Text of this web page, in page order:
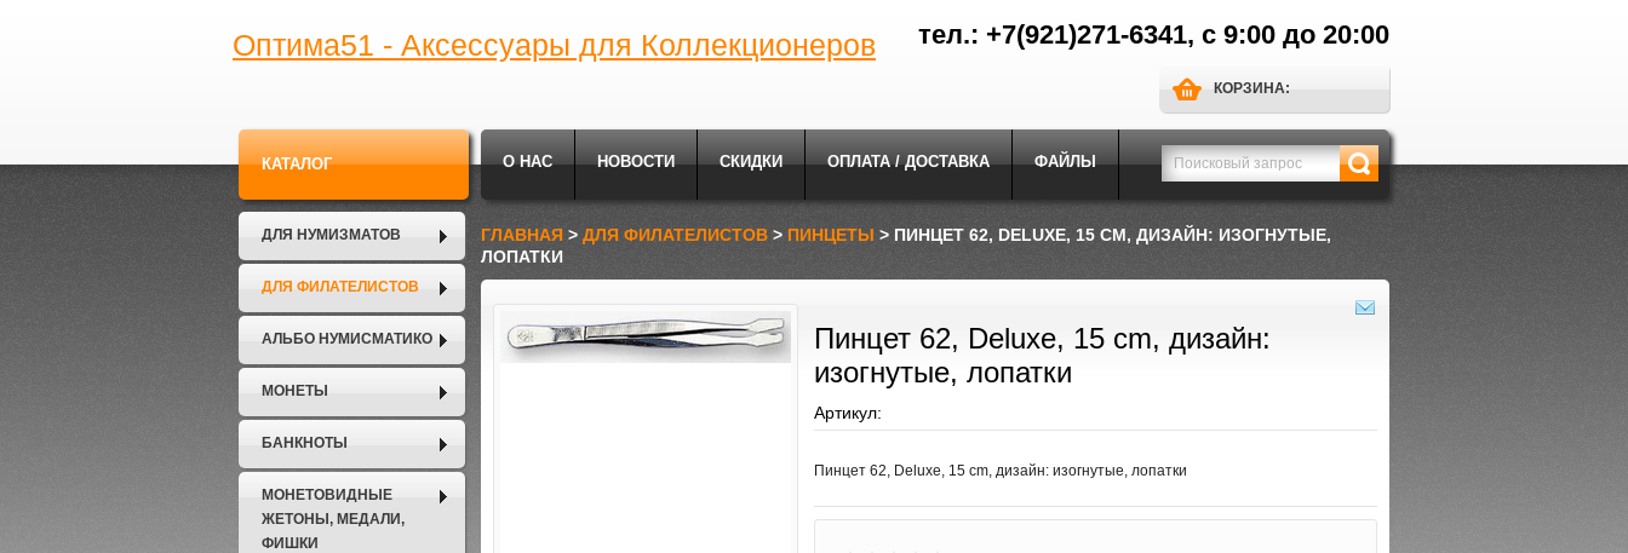
тел.: +7(921)271-6341, с 9:00 до 20:00
Оптима51 - Аксессуары для Коллекционеров
КОРЗИНА:
О НАС НОВОСТИ СКИДКИ ОПЛАТА / ДОСТАВКА ФАЙЛЫ
КАТАЛОГ
ДЛЯ НУМИЗМАТОВ
ДЛЯ ФИЛАТЕЛИСТОВ
АЛЬБО НУМИСМАТИКО
МОНЕТЫ
БАНКНОТЫ
МОНЕТОВИДНЫЕ
ЖЕТОНЫ, МЕДАЛИ,
ФИШКИ
ГЛАВНАЯ > ДЛЯ ФИЛАТЕЛИСТОВ > ПИНЦЕТЫ > ПИНЦЕТ 62, DELUXE, 15 CM, ДИЗАЙН: ИЗОГНУТЫЕ,
ЛОПАТКИ
Пинцет 62, Deluxe, 15 cm, дизайн:
изогнутые, лопатки
Артикул:
Пинцет 62, Deluxe, 15 cm, дизайн: изогнутые, лопатки